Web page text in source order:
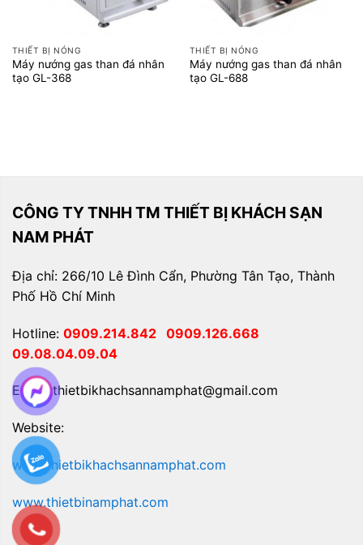
THIẾT BỊ NÓNG
Máy nướng gas than đá nhân
tạo GL-368
THIẾT BỊ NÓNG
Máy nướng gas than đá nhân
tạo GL-688
CÔNG TY TNHH TM THIẾT BỊ KHÁCH SẠN
NAM PHÁT
Địa chỉ: 266/10 Lê Đình Cẩn, Phường Tân Tạo, Thành
Phố Hồ Chí Minh
Hotline: 0909.214.842 0909.126.668
09.08.04.09.04
Email: thietbikhachsannamphat@gmail.com
Website:
www.thietbikhachsannamphat.com
www.thietbinamphat.com